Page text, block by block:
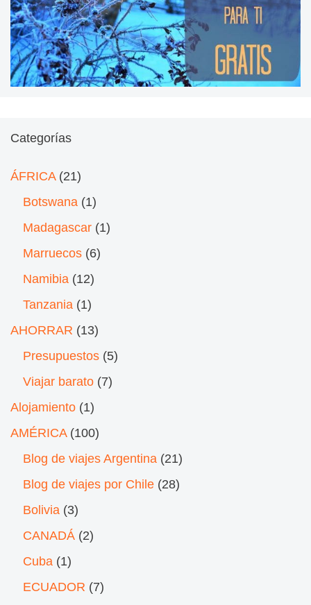
Categorías
ÁFRICA(21)
Botswana (1)
Madagascar (1)
Marruecos (6)
Namibia (12)
Tanzania (1)
AHORRAR (13)
Presupuestos (5)
Viajar barato (7)
Alojamiento (1)
AMÉRICA(100)
Blog de viajes Argentina (21)
Blog de viajes por Chile (28)
Bolivia (3)
CANADÁ (2)
Cuba (1)
ECUADOR (7)